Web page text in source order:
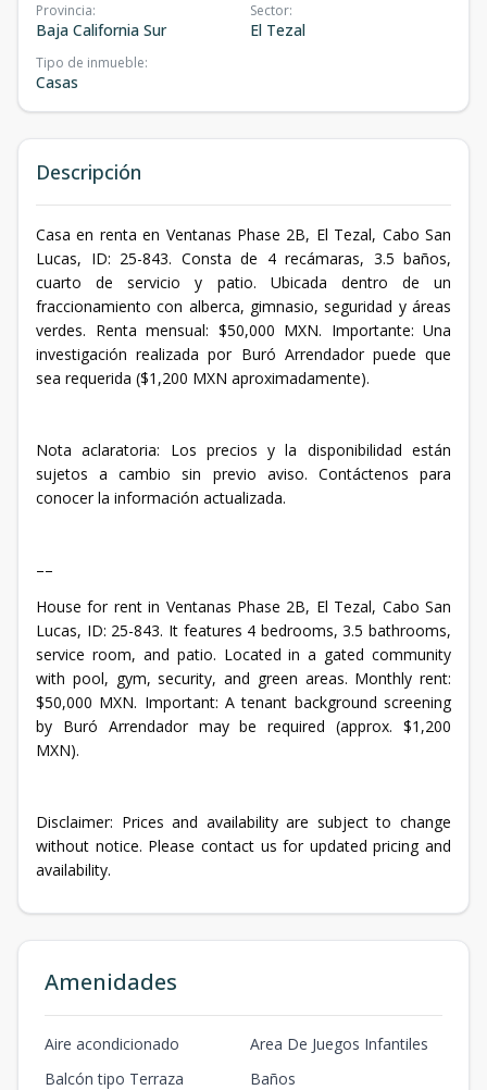
Provincia:
Baja California Sur
Sector:
El Tezal
Tipo de inmueble:
Casas
Descripción
Casa en renta en Ventanas Phase 2B, El Tezal, Cabo San
Lucas, ID: 25-843. Consta de 4 recámaras, 3.5 baños,
cuarto de servicio y patio. Ubicada dentro de un
fraccionamiento con alberca, gimnasio, seguridad y áreas
verdes. Renta mensual: $50,000 MXN. Importante: Una
investigación realizada por Buró Arrendador puede que
sea requerida ($1,200 MXN aproximadamente).
Nota aclaratoria: Los precios y la disponibilidad están
sujetos a cambio sin previo aviso. Contáctenos para
conocer la información actualizada.
––
House for rent in Ventanas Phase 2B, El Tezal, Cabo San
Lucas, ID: 25-843. It features 4 bedrooms, 3.5 bathrooms,
service room, and patio. Located in a gated community
with pool, gym, security, and green areas. Monthly rent:
$50,000 MXN. Important: A tenant background screening
by Buró Arrendador may be required (approx. $1,200
MXN).
Disclaimer: Prices and availability are subject to change
without notice. Please contact us for updated pricing and
availability.
Amenidades
Aire acondicionado
Area De Juegos Infantiles
Balcón tipo Terraza
Baños